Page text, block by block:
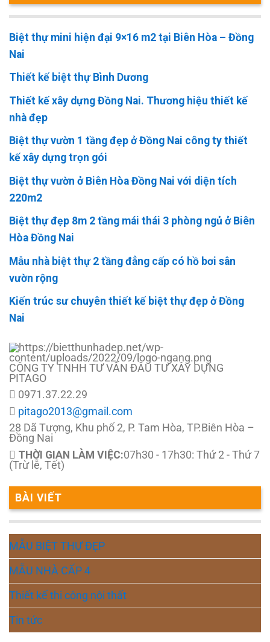
Biệt thự mini hiện đại 9×16 m2 tại Biên Hòa – Đồng
Nai
Thiết kế biệt thự Bình Dương
Thiết kế xây dựng Đồng Nai. Thương hiệu thiết kế
nhà đẹp
Biệt thự vườn 1 tầng đẹp ở Đồng Nai công ty thiết
kế xây dựng trọn gói
Biệt thự vườn ở Biên Hòa Đồng Nai với diện tích
220m2
Biệt thự đẹp 8m 2 tầng mái thái 3 phòng ngủ ở Biên
Hòa Đồng Nai
Mẫu nhà biệt thự 2 tầng đẳng cấp có hồ bơi sân
vườn rộng
Kiến trúc sư chuyên thiết kế biệt thự đẹp ở Đồng
Nai
CÔNG TY TNHH TƯ VẤN ĐẦU TƯ XÂY DỰNG
PITAGO
0971.37.22.29
pitago2013@gmail.com
28 Dã Tượng, Khu phố 2, P. Tam Hòa, TP.Biên Hòa –
Đồng Nai
THỜI GIAN LÀM VIỆC:07h30 - 17h30: Thứ 2 - Thứ 7
(Trừ lễ, Tết)
BÀI VIẾT
MẪU BIỆT THỰ ĐẸP
MẪU NHÀ CẤP 4
Thiết kế thi công nội thất
Tin tức